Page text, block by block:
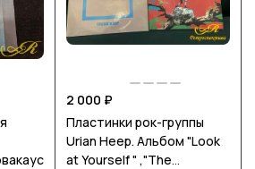
2 000 ₽
Пластинки рок-группы
Urian Heep. Альбом "Look
at Yourself " ,"The